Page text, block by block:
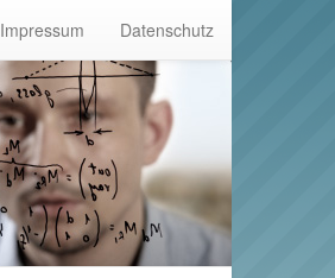
Impressum Datenschutz